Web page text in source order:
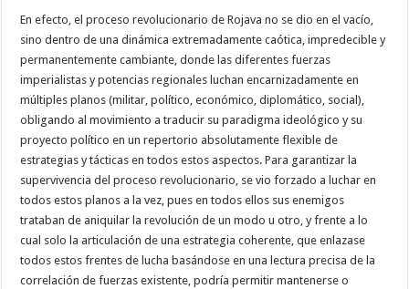
En efecto, el proceso revolucionario de Rojava no se dio en el vacío,
sino dentro de una dinámica extremadamente caótica, impredecible y
permanentemente cambiante, donde las diferentes fuerzas
imperialistas y potencias regionales luchan encarnizadamente en
múltiples planos (militar, político, económico, diplomático, social),
obligando al movimiento a traducir su paradigma ideológico y su
proyecto político en un repertorio absolutamente flexible de
estrategias y tácticas en todos estos aspectos. Para garantizar la
supervivencia del proceso revolucionario, se vio forzado a luchar en
todos estos planos a la vez, pues en todos ellos sus enemigos
trataban de aniquilar la revolución de un modo u otro, y frente a lo
cual solo la articulación de una estrategia coherente, que enlazase
todos estos frentes de lucha basándose en una lectura precisa de la
correlación de fuerzas existente, podría permitir mantenerse o